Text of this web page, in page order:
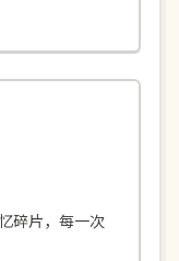
108分钟
碎片，每一次